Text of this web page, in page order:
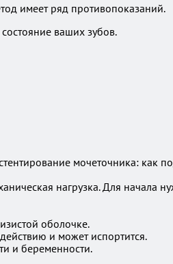
имеет ряд противопоказаний.
ваших зубов.
мочеточника: как
нагрузка. Для начала
оболочке.
и может испортится.
и беременности.